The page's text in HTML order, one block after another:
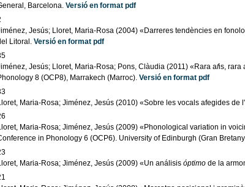
Barcelona. Versió en format pdf
Jesús; Lloret, Maria-Rosa (2004) «Darreres tendències en
Litoral. Versió en format pdf
Jesús; Lloret, Maria-Rosa; Pons, Clàudia (2011) «Rara afis, rara
8 (OCP8), Marrakech (Marroc). Versió en format pdf
Maria-Rosa; Jiménez, Jesús (2010) «Sobre les vocals afegides de
Maria-Rosa; Jiménez, Jesús (2009) «Phonological variation in
in Phonology 6 (OCP6). University of Edinburgh (Gran
Maria-Rosa; Jiménez, Jesús (2009) «Un análisis óptimode la